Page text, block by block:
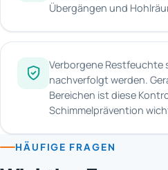
Übergängen und
Verborgene Restfeuchte
nachverfolgt werden.
Bereichen ist diese
Schimmelprävention
HÄUFIGE FRAGEN